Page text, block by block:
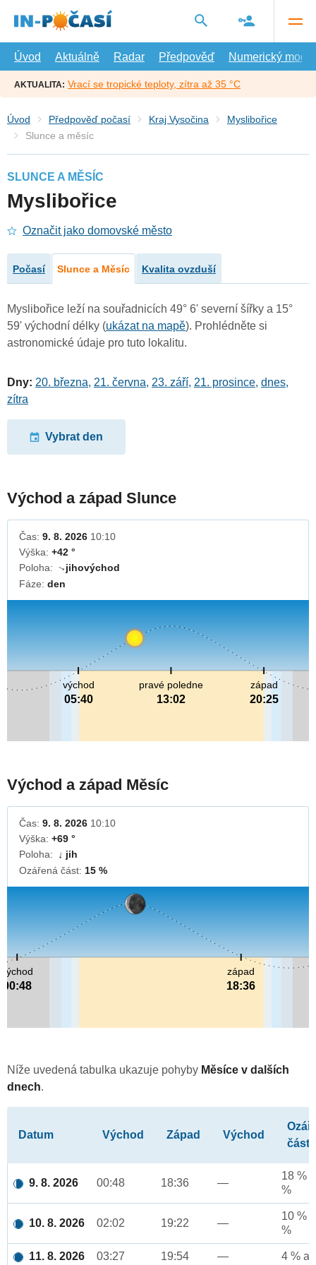
hlavní
Úvod
Aktuálně Radar Předpověď Numerický model
AKTUALITA: Vrací se tropické teploty, zítra až 35 °C
Úvod Předpověď počasí Kraj Vysočina
Myslibořice
Slunce a měsíc
SLUNCE A MĚSÍC
Myslibořice
Označit jako domovské město
Počasí Slunce a Měsíc Kvalita ovzduší
Myslibořice leží na souřadnicích 49° 6' severní šířky a 15°
59' východní délky (ukázat na mapě). Prohlédněte si
astronomické údaje pro tuto lokalitu.
Dny: 20. března, 21. června, 23. září, 21. prosince, dnes,
zítra
Vybrat den
Východ a západ Slunce
Čas: 9. 8. 2026 10:10
Výška: +42 °
Poloha:
↓jihovýchod
Fáze: den
pravé poledne
13:02
východ
05:40
západ
20:25
Východ a západ Měsíc
Čas: 9. 8. 2026 10:10
Výška: +69 °
Poloha:
↓ jih
Ozářená část: 15 %
východ
00:48
západ
18:36
Níže uvedená tabulka ukazuje pohyby Měsíce v dalších
dnech.
Datum Východ Západ Východ
část
9. 8. 2026 00:48 18:36 —
18 %
%
10. 8. 2026 02:02 19:22 —
10 %
%
11. 8. 2026 03:27 19:54 — 4 %